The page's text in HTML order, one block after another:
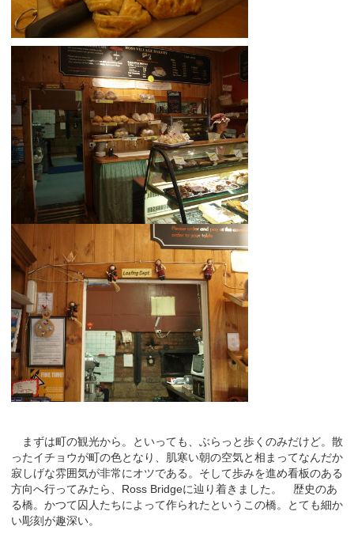
まずは町の観光から。といっても、ぶらっと歩くのみだけど。散
ったイチョウが町の色となり、肌寒い朝の空気と相まってなんだか
寂しげな雰囲気が非常にオツである。そして歩みを進め看板のある
方向へ行ってみたら、Ross Bridgeに辿り着きました。 歴史のあ
る橋。かつて囚人たちによって作られたというこの橋。とても細か
い彫刻が趣深い。